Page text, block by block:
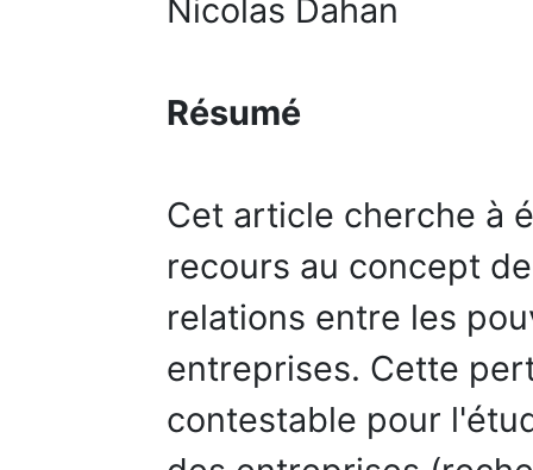
Nicolas Dahan
Résumé
Cet article cherche à
recours au concept
relations entre les
entreprises. Cette
contestable pour